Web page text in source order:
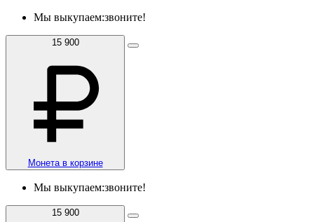
Мы выкупаем:звоните!
15 900
Монета в корзине
Мы выкупаем:звоните!
15 900